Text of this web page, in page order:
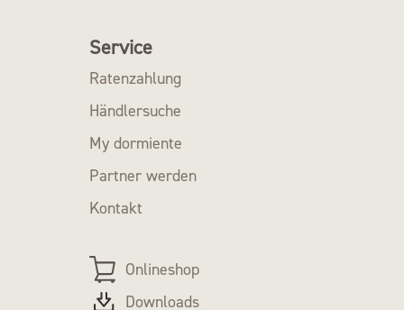
Service
Ratenzahlung
Händlersuche
My dormiente
Partner werden
Kontakt
Onlineshop
Downloads